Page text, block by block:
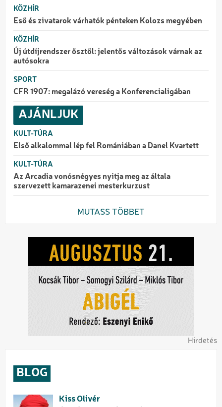
KÖZHÍR
Eső és zivatarok várhatók pénteken Kolozs megyében
KÖZHÍR
Új útdíjrendszer ősztől: jelentős változások várnak az
autósokra
SPORT
CFR 1907: megalázó vereség a Konferencialigában
AJÁNLJUK
KULT-TÚRA
Első alkalommal lép fel Romániában a Danel Kvartett
KULT-TÚRA
Az Arcadia vonósnégyes nyitja meg az általa
szervezett kamarazenei mesterkurzust
MUTASS TÖBBET
Hirdetés
BLOG
Kiss Olivér